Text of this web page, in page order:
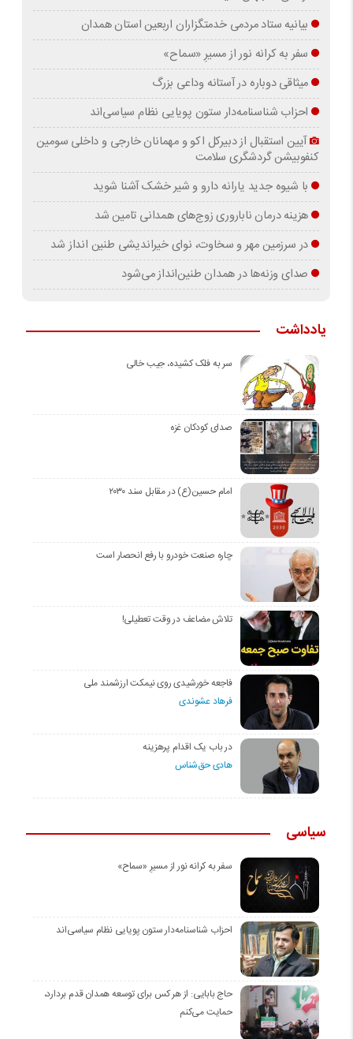
بیانیه ستاد مردمی خدمتگزاران اربعین استان همدان
سفر به کرانه‌ نور از مسیرِ «سماح»
میثاقی دوباره در آستانه‌ وداعی بزرگ
احزاب شناسنامه‌دار ستون پویایی نظام سیاسی‌اند
آیین استقبال از دبیرکل اکو و مهمانان خارجی و داخلی سومین
کنفوبیشن گردشگری سلامت
با شیوه جدید یارانه دارو و شیر خشک آشنا شوید
هزینه درمان ناباروری زوج‌های همدانی تامین شد
در سرزمین مهر و سخاوت، نوای خیراندیشی طنین انداز شد
صدای وزنه‌ها در همدان طنین‌انداز می‌شود
یادداشت
سر به فلک کشیده، جیب خالی
صدای کودکان غزه
امام حسین(ع) در مقابل سند ۲۰۳۰
چاره صنعت خودرو با رفع انحصار است
تلاش مضاعف در وقت تعطیلی!
فاجعه خورشیدی روی نیمکت ارزشمند ملی
فرهاد عشوندی
در باب یک اقدام پرهزینه
هادی حق‌شناس
سیاسی
سفر به کرانه‌ نور از مسیرِ «سماح»
احزاب شناسنامه‌دار ستون پویایی نظام سیاسی‌اند
حاج بابایی: از هر کس برای توسعه همدان قدم بردارد،
حمایت می‌کنم